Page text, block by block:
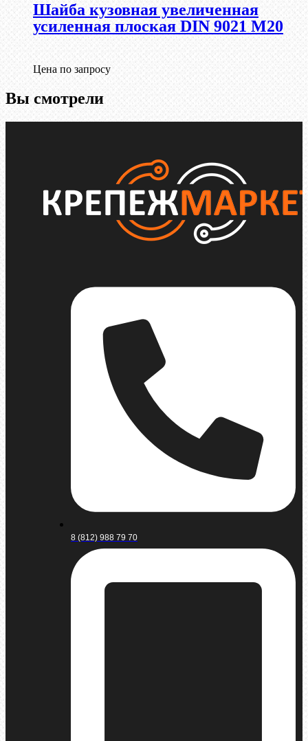
Шайба кузовная увеличенная
усиленная плоская DIN 9021 М20
Цена по запросу
Вы смотрели
8 (812) 988 79 70